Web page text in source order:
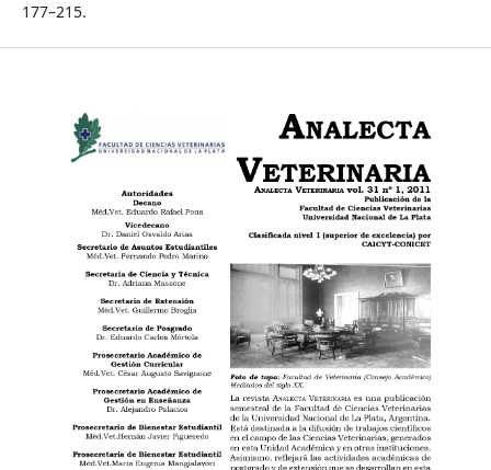
177–215.